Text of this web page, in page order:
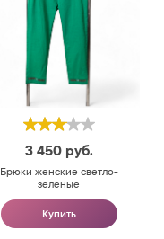
3 450 руб.
Брюки женские светло-
зеленые
Купить